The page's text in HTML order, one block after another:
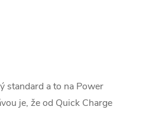
standard a to na Power
je, že od Quick Charge